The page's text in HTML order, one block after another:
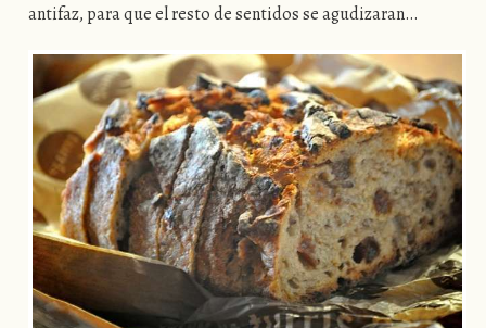
antifaz, para que el resto de sentidos se agudizaran…